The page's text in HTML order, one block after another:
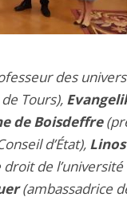
des
Tours),
de Boisdeffre
d’État), Linos
de l’université
(ambassadrice